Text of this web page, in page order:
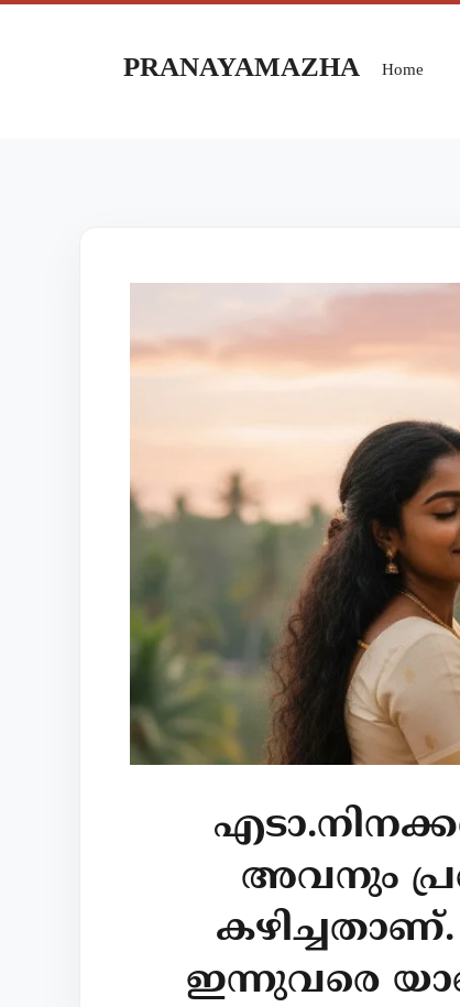
PRANAYAMAZHA Home
അവനും
ഇന്നുവരെ